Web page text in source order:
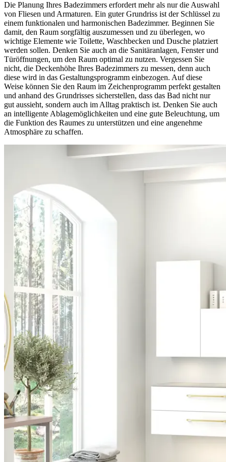
Die Planung Ihres Badezimmers erfordert mehr als nur die Auswahl
von Fliesen und Armaturen. Ein guter Grundriss ist der Schlüssel zu
einem funktionalen und harmonischen Badezimmer. Beginnen Sie
damit, den Raum sorgfältig auszumessen und zu überlegen, wo
wichtige Elemente wie Toilette, Waschbecken und Dusche platziert
werden sollen. Denken Sie auch an die Sanitäranlagen, Fenster und
Türöffnungen, um den Raum optimal zu nutzen. Vergessen Sie
nicht, die Deckenhöhe Ihres Badezimmers zu messen, denn auch
diese wird in das Gestaltungsprogramm einbezogen. Auf diese
Weise können Sie den Raum im Zeichenprogramm perfekt gestalten
und anhand des Grundrisses sicherstellen, dass das Bad nicht nur
gut aussieht, sondern auch im Alltag praktisch ist. Denken Sie auch
an intelligente Ablagemöglichkeiten und eine gute Beleuchtung, um
die Funktion des Raumes zu unterstützen und eine angenehme
Atmosphäre zu schaffen.